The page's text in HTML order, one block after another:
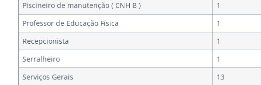
Piscineiro de manutenção ( CNH B )
1
Professor de Educação Física
1
Recepcionista
1
Serralheiro
1
Serviços Gerais
13